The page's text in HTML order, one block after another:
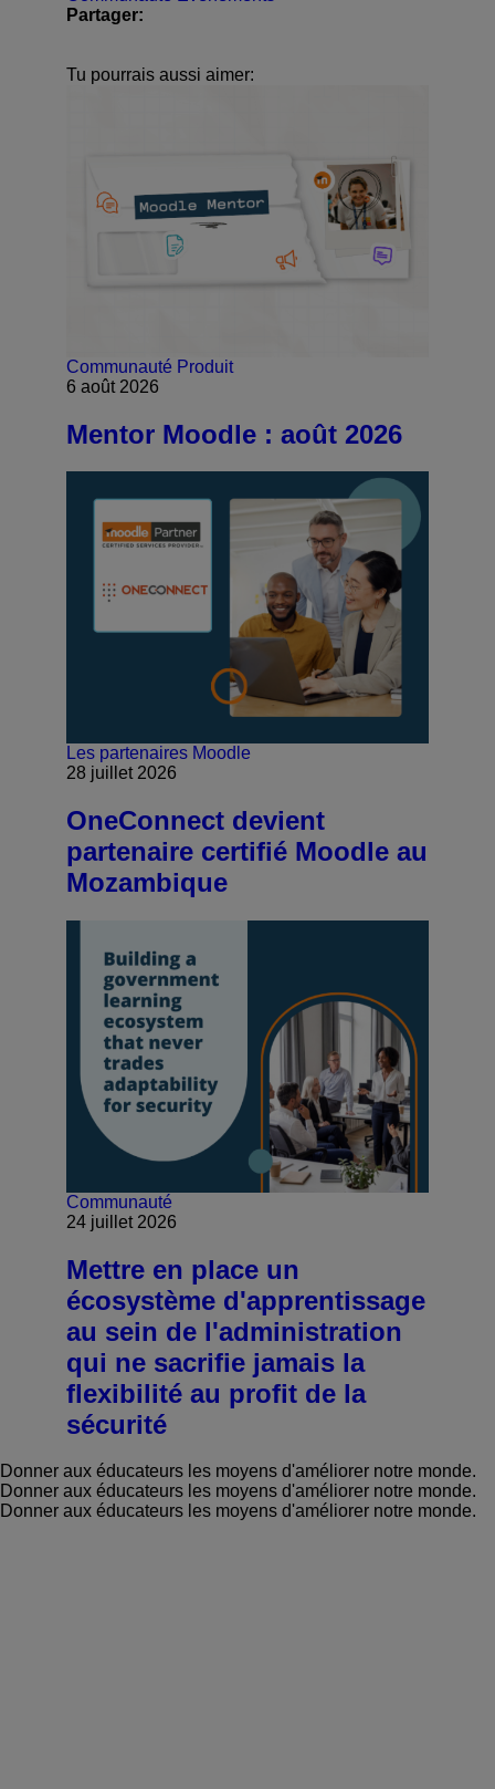
Partager:
Tu pourrais aussi aimer:
Communauté Produit
6 août 2026
Mentor Moodle : août 2026
Les partenaires Moodle
28 juillet 2026
OneConnect devient
partenaire certifié Moodle au
Mozambique
Communauté
24 juillet 2026
Mettre en place un
écosystème d'apprentissage
au sein de l'administration
qui ne sacrifie jamais la
flexibilité au profit de la
sécurité
Donner aux éducateurs les moyens d'améliorer notre monde.
Donner aux éducateurs les moyens d'améliorer notre monde.
Donner aux éducateurs les moyens d'améliorer notre monde.